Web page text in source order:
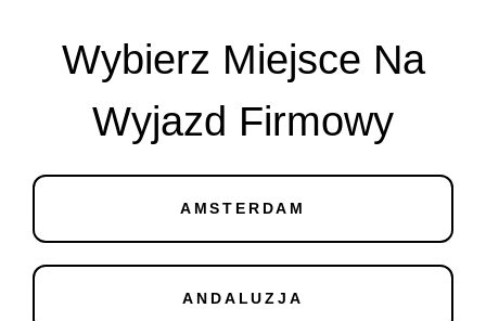
Wybierz Miejsce Na
Wyjazd Firmowy
AMSTERDAM
ANDALUZJA